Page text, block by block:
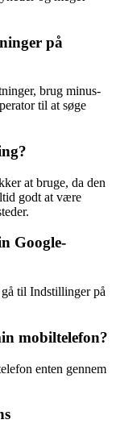
på
brug minus-
til at søge
at bruge, da den
godt at være
Google-
til Indstillinger på
mobiltelefon?
enten gennem